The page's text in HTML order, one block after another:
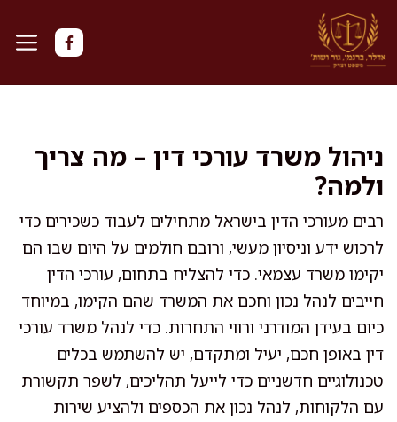
לדלג
לתוכן
ניהול משרד עורכי דין – מה צריך
ולמה?
רבים מעורכי הדין בישראל מתחילים לעבוד כשכירים כדי
לרכוש ידע וניסיון מעשי, ורובם חולמים על היום שבו הם
יקימו משרד עצמאי. כדי להצליח בתחום, עורכי הדין
חייבים לנהל נכון וחכם את המשרד שהם הקימו, במיוחד
כיום בעידן המודרני ורווי התחרות. כדי לנהל משרד עורכי
דין באופן חכם, יעיל ומתקדם, יש להשתמש בכלים
טכנולוגיים חדשניים כדי לייעל תהליכים, לשפר תקשורת
עם הלקוחות, לנהל נכון את הכספים ולהציע שירות